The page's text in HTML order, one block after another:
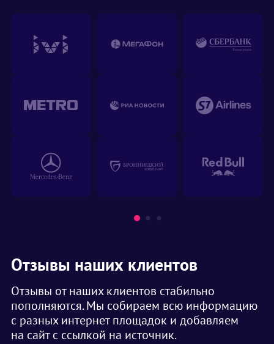
Отзывы наших клиентов
Отзывы от наших клиентов стабильно
пополняются. Мы собираем всю информацию
с разных интернет площадок и добавляем
на сайт с ссылкой на источник.